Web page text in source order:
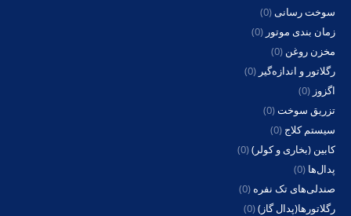
سوخت رسانی(0)
زمان بندی موتور (0)
مخزن روغن (0)
رگلاتور و اندازه‌گیر (0)
اگزوز (0)
تزریق سوخت(0)
سیستم کلاج (0)
کابین (بخاری و کولر)(0)
پدال‌ها (0)
صندلی‌های تک نفره (0)
رگلاتورها(پدال گاز)(0)